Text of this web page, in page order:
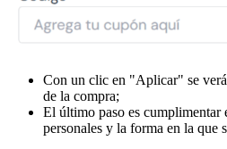
Con un clic en "Aplicar" se
de la compra;
El último paso es
personales y la forma en la que